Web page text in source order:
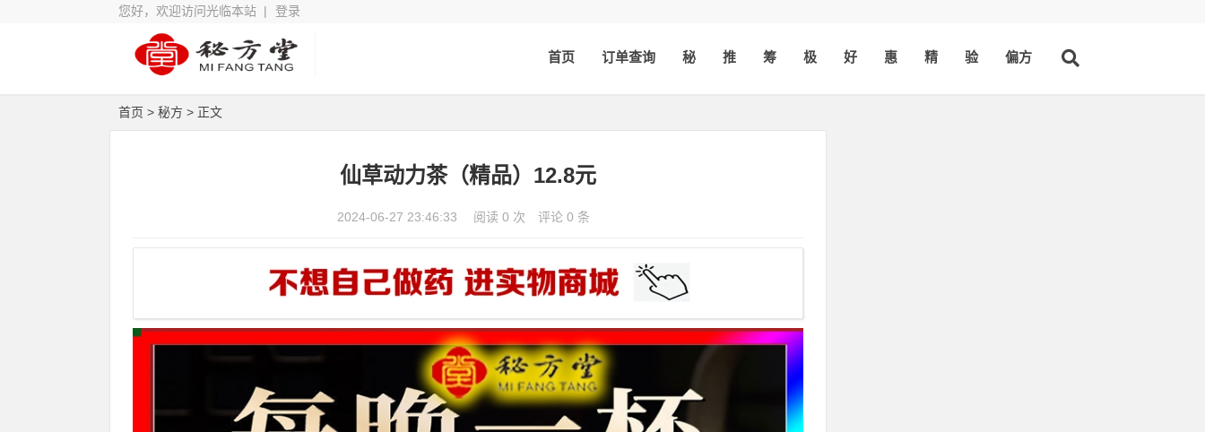
您好，欢迎访问光临本站 | 登录
首页 订单查询 秘 推 筹 极 好 惠 精 验 偏方
首页 > 秘方 > 正文
仙草动力茶（精品）12.8元
2024-06-27 23:46:33 阅读 0 次 评论 0 条